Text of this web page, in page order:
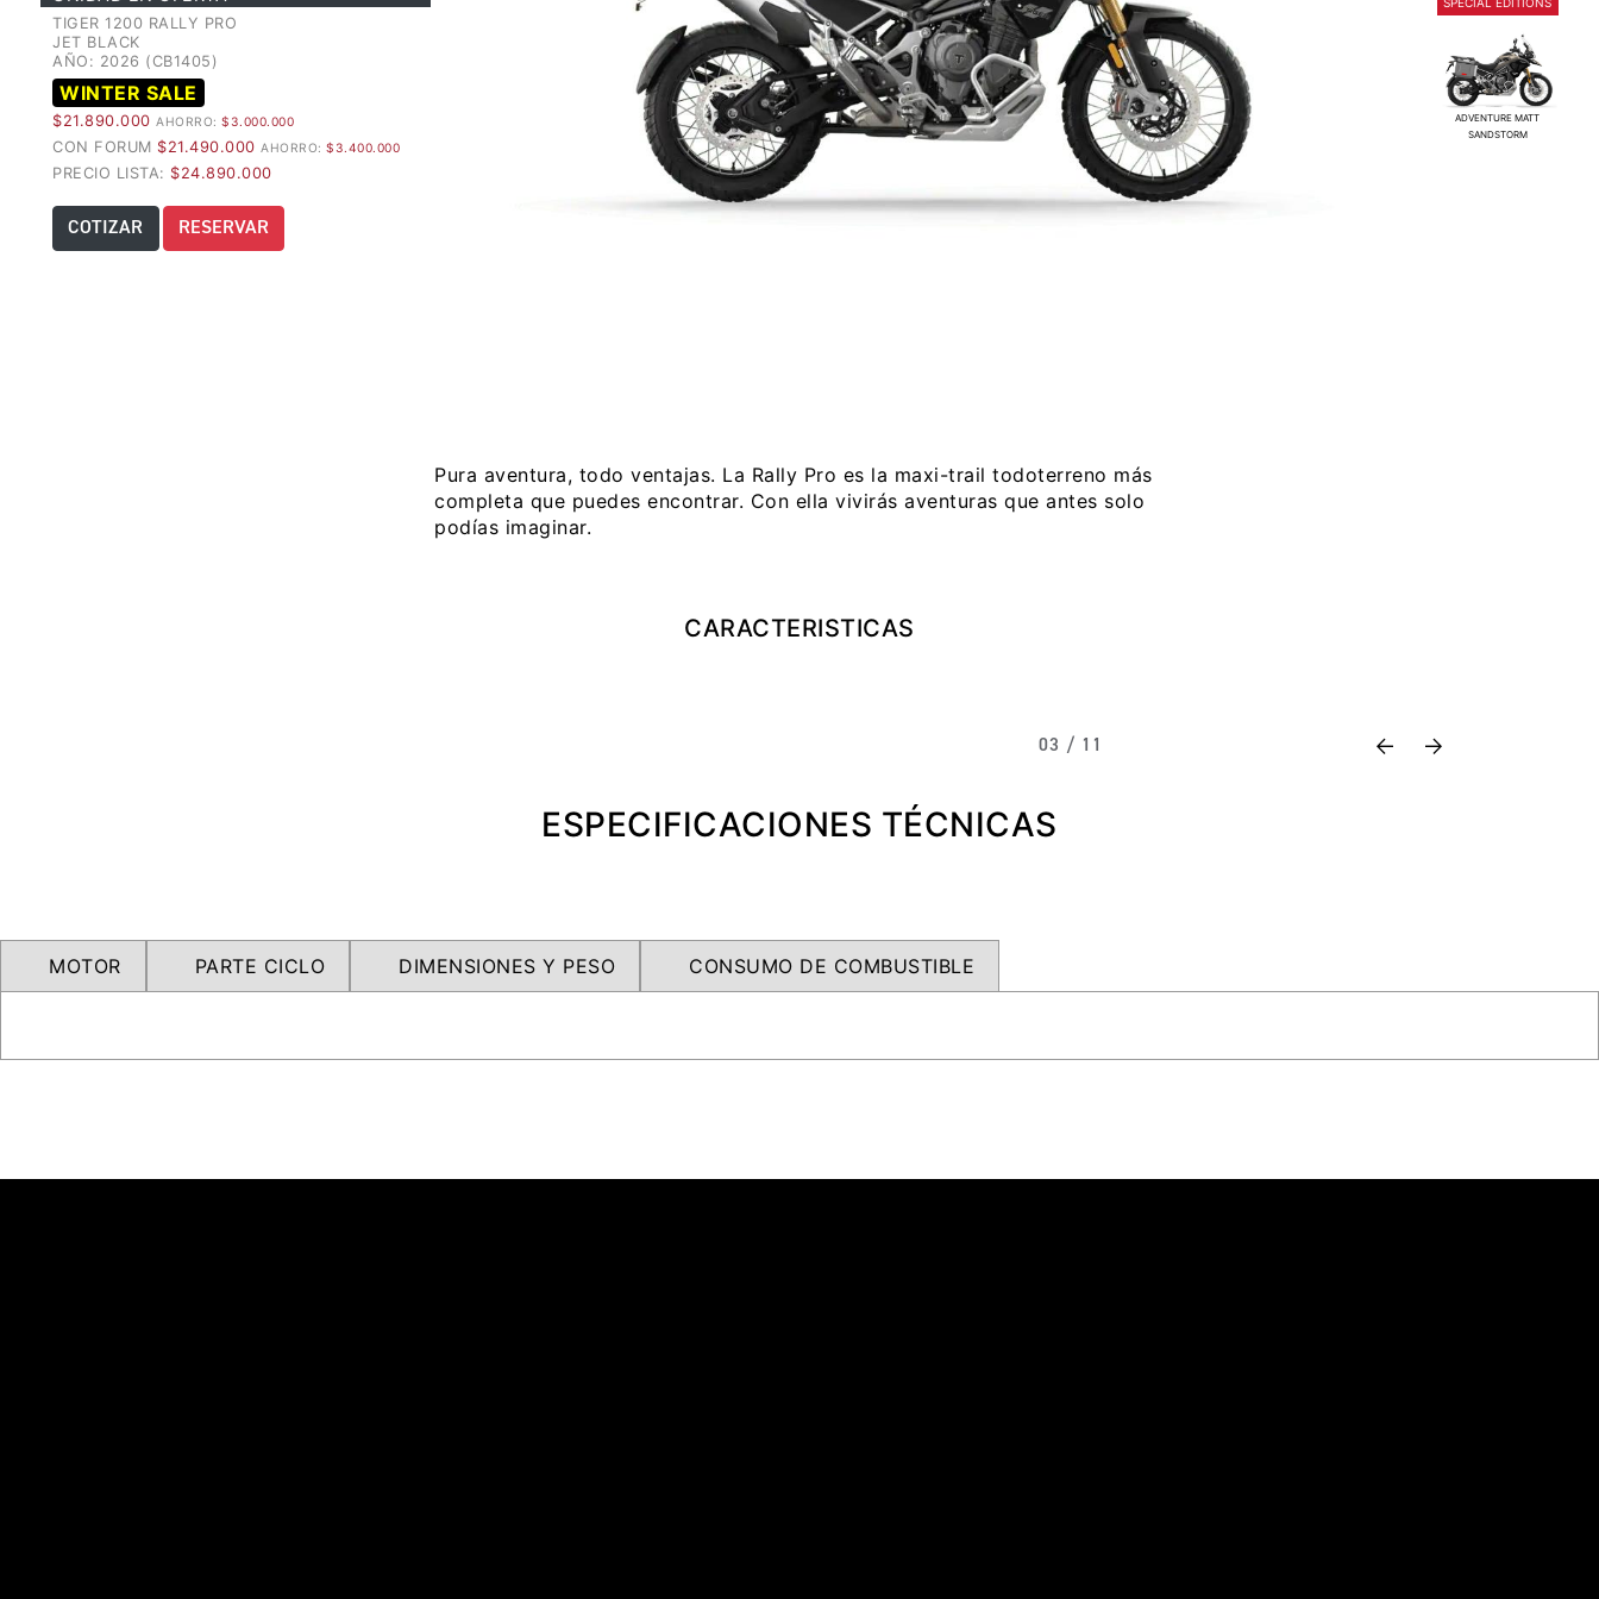
TIGER 1200 RALLY PRO
JET BLACK
AÑO: 2026 (CB1405)
WINTER SALE
$21.890.000 AHORRO: $3.000.000
CON FORUM $21.490.000 AHORRO: $3.400.000
PRECIO LISTA: $24.890.000
COTIZAR RESERVAR
ADVENTURE MATT
SANDSTORM
Pura aventura, todo ventajas. La Rally Pro es la maxi-trail todoterreno más
completa que puedes encontrar. Con ella vivirás aventuras que antes solo
podías imaginar.
CARACTERISTICAS
03 / 11 PreviousNext
ESPECIFICACIONES TÉCNICAS
MOTOR PARTE CICLO DIMENSIONES Y PESO CONSUMO DE COMBUSTIBLE